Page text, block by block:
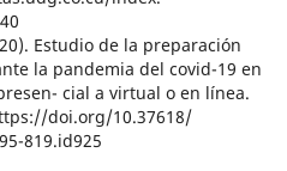
Estudio de la preparación
la pandemia del covid-19 en
cial a virtual o en línea.
doi.org/10.37618/
819.id925